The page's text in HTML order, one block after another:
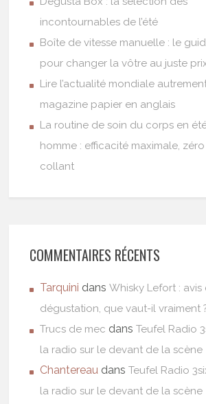
incontournables de l’été
Boîte de vitesse manuelle : le
pour changer la vôtre au juste
Lire l’actualité mondiale
magazine papier en anglais
La routine de soin du corps en
homme : efficacité maximale,
collant
COMMENTAIRES RÉCENTS
Tarquini dansWhisky Lefort : avis
dégustation, que vaut-il vraiment
Trucs de mec dansTeufel Radio
la radio sur le devant de la scène
Chantereau dansTeufel Radio
la radio sur le devant de la scène